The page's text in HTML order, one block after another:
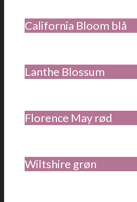
California Bloom blå
Lanthe Blossum
Florence May rød
Wiltshire grøn